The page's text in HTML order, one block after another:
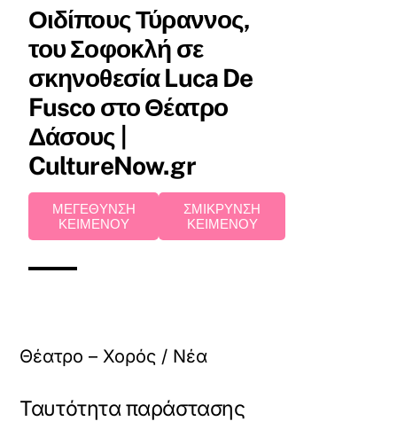
Οιδίπους Τύραννος,
του Σοφοκλή σε
σκηνοθεσία Luca De
Fusco στο Θέατρο
Δάσους |
CultureNow.gr
ΜΕΓΕΘΥΝΣΗ
ΚΕΙΜΕΝΟΥ
ΣΜΙΚΡΥΝΣΗ
ΚΕΙΜΕΝΟΥ
Θέατρο – Χορός / Νέα
Ταυτότητα παράστασης